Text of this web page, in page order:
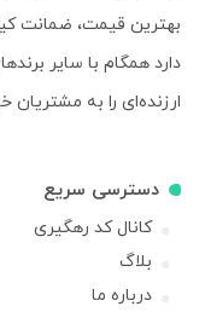
بهترین قیمت، ضمانت
دارد همگام با سایر
ارزنده‌ای را به مشتریان
دسترسی سریع
کانال کد رهگیری
بلاگ
درباره ما